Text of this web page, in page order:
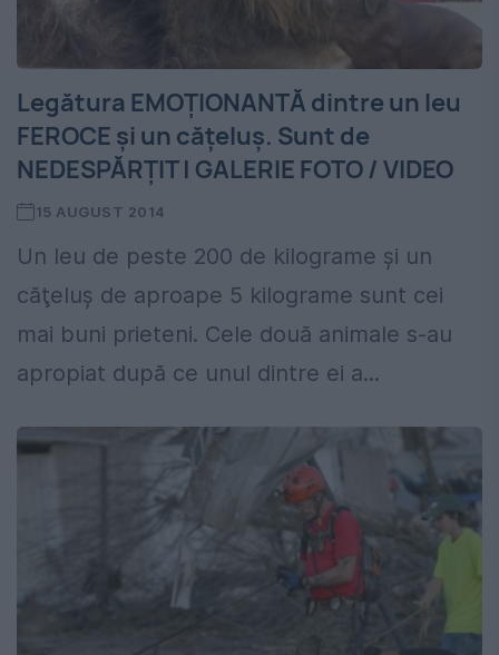
Legătura EMOŢIONANTĂ dintre un leu
FEROCE şi un căţeluş. Sunt de
NEDESPĂRŢIT | GALERIE FOTO / VIDEO
15 AUGUST 2014
Un leu de peste 200 de kilograme şi un
căţeluş de aproape 5 kilograme sunt cei
mai buni prieteni. Cele două animale s-au
apropiat după ce unul dintre ei a...